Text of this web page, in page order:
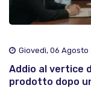
Giovedì, 06 Agosto
Addio al vertice
prodotto dopo